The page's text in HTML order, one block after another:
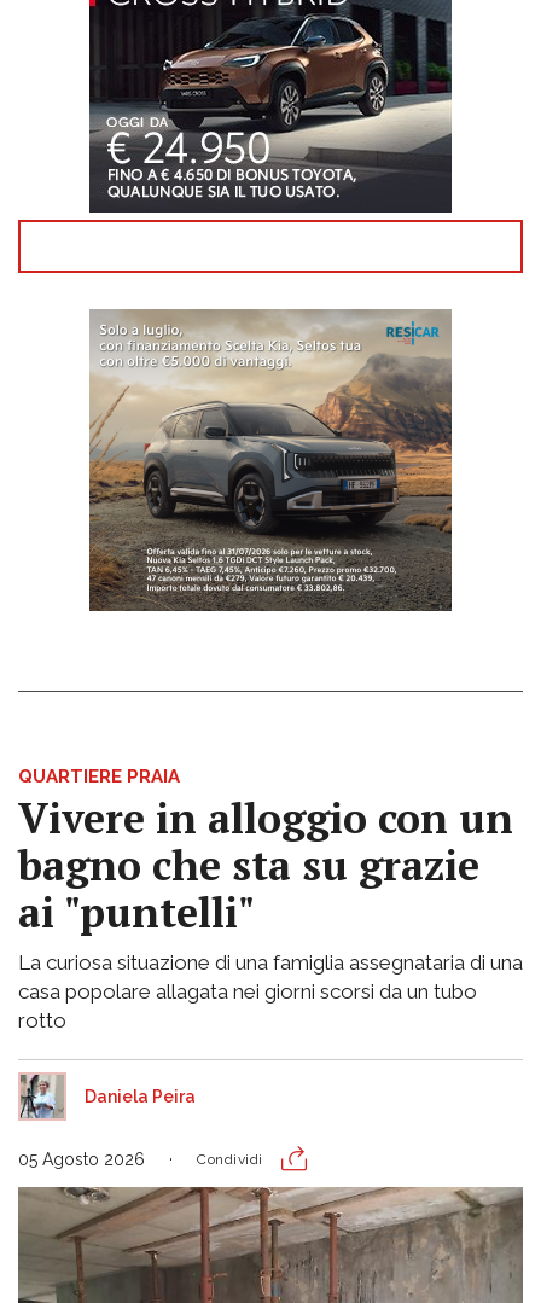
QUARTIERE PRAIA
Vivere in alloggio con un
bagno che sta su grazie
ai "puntelli"
La curiosa situazione di una famiglia assegnataria di una
casa popolare allagata nei giorni scorsi da un tubo
rotto
Daniela Peira
05 Agosto 2026 Condividi